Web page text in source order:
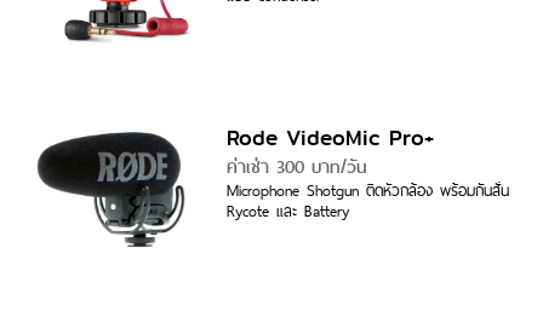
Rode VideoMic Pro+
ค่าเช่า 300 บาท/วัน
Microphone Shotgun ติดหัวกล้อง พร้อมกันสั่น
Rycote และ Battery